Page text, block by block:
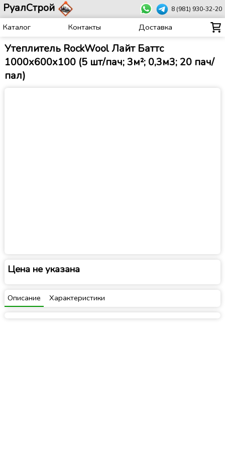
РуалСтрой 8 (981) 930-32-20
Каталог Контакты Доставка
Утеплитель RockWool Лайт Баттс
1000х600х100 (5 шт/пач; 3м²; 0,3м3; 20 пач/
пал)
Цена не указана
Описание Характеристики